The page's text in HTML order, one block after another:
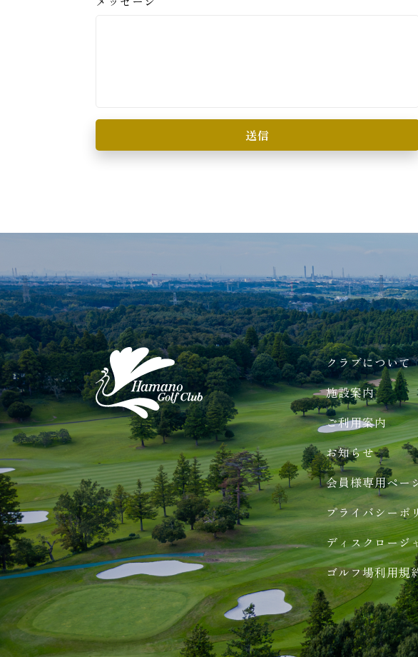
クラブについて
施設案内
ご利用案内
お知らせ
会員様専用ペー
プライバシーポ
ディスクロージ
ゴルフ場利用規